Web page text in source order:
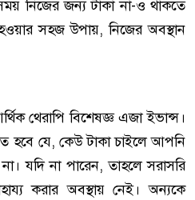
নিজের জন্য টাকা না-ও থাকতে
সহজ উপায়, নিজের অবস্থান
থেরাপি বিশেষজ্ঞ এজা ইভান্স।
হবে যে, কেউ টাকা চাইলে আপনি
যদি না পারেন, তাহলে সরাসরি
করার অবস্থায় নেই। অন্যকে